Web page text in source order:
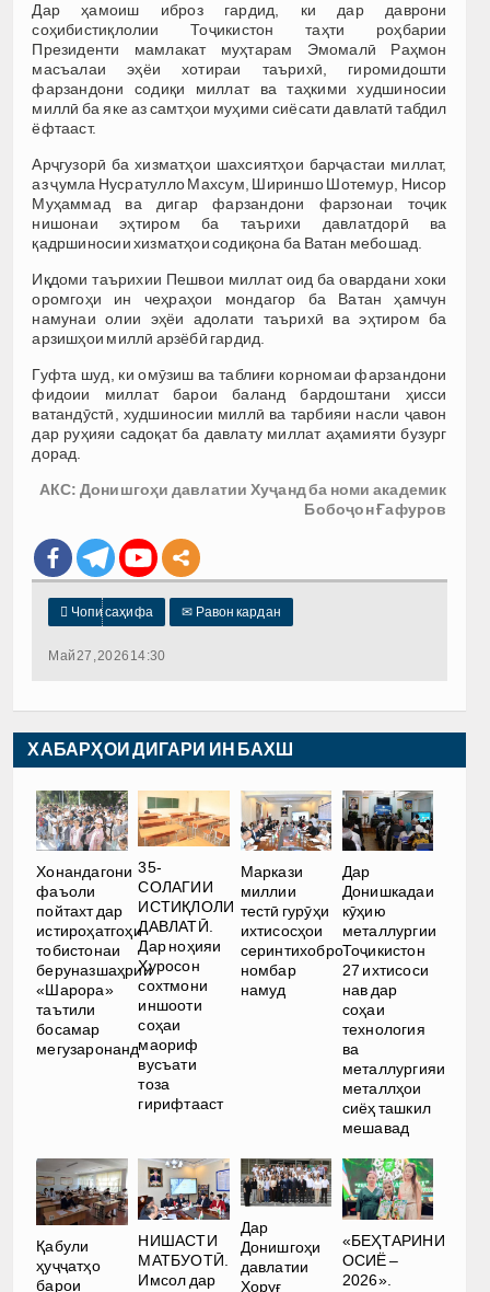
Дар ҳамоиш иброз гардид, ки дар даврони
соҳибистиқлолии Тоҷикистон таҳти роҳбарии
Президенти мамлакат муҳтарам Эмомалӣ Раҳмон
масъалаи эҳёи хотираи таърихӣ, гиромидошти
фарзандони содиқи миллат ва таҳкими худшиносии
миллӣ ба яке аз самтҳои муҳими сиёсати давлатӣ табдил
ёфтааст.
Арҷгузорӣ ба хизматҳои шахсиятҳои барҷастаи миллат,
аз ҷумла Нусратулло Махсум, Шириншо Шотемур, Нисор
Муҳаммад ва дигар фарзандони фарзонаи тоҷик
нишонаи эҳтиром ба таърихи давлатдорӣ ва
қадршиносии хизматҳои содиқона ба Ватан мебошад.
Иқдоми таърихии Пешвои миллат оид ба овардани хоки
оромгоҳи ин чеҳраҳои мондагор ба Ватан ҳамчун
намунаи олии эҳёи адолати таърихӣ ва эҳтиром ба
арзишҳои миллӣ арзёбӣ гардид.
Гуфта шуд, ки омӯзиш ва таблиғи корномаи фарзандони
фидоии миллат барои баланд бардоштани ҳисси
ватандӯстӣ, худшиносии миллӣ ва тарбияи насли ҷавон
дар руҳияи садоқат ба давлату миллат аҳамияти бузург
дорад.
АКС: Донишгоҳи давлатии Хуҷанд ба номи академик
Бобоҷон Ғафуров
 Чопи саҳифа ✉ Равон кардан
Май 27, 2026 14:30
ХАБАРҲОИ ДИГАРИ ИН БАХШ
Хонандагони
фаъоли
пойтахт дар
истироҳатгоҳи
тобистонаи
беруназшаҳрии
«Шарора»
таътили
босамар
мегузаронанд
35-
СОЛАГИИ
ИСТИҚЛОЛИ
ДАВЛАТӢ.
Дар ноҳияи
Хуросон
сохтмони
иншооти
соҳаи
маориф
вусъати
тоза
гирифтааст
Маркази
миллии
тестӣ гурӯҳи
ихтисосҳои
серинтихобро
номбар
намуд
Дар
Донишкадаи
кӯҳию
металлургии
Тоҷикистон
27 ихтисоси
нав дар
соҳаи
технология
ва
металлургияи
металлҳои
сиёҳ ташкил
мешавад
Қабули
ҳуҷҷатҳо
барои
НИШАСТИ
МАТБУОТӢ.
Имсол дар
Дар
Донишгоҳи
давлатии
Хоруғ
«БЕҲТАРИНИ
ОСИЁ –
2026».